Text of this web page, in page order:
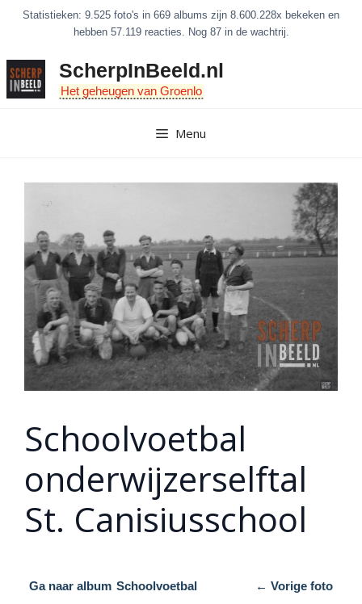
inhoud
Statistieken: 9.525 foto's in 669 albums zijn 8.600.228x bekeken en
hebben 57.119 reacties. Nog 87 in de wachtrij.
ScherpInBeeld.nl
Het geheugen van Groenlo
Menu
Schoolvoetbal
onderwijzerselftal
St. Canisiusschool
Ga naar album Schoolvoetbal
← Vorige foto